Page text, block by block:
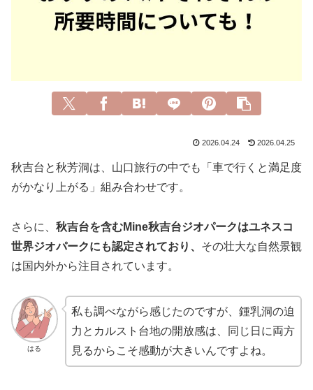
2026.04.24 2026.04.25
秋吉台と秋芳洞は、山口旅行の中でも「車で行くと満足度
がかなり上がる」組み合わせです。
さらに、 秋吉台を含むMine秋吉台ジオパークはユネスコ
世界ジオパークにも認定されており、 その壮大な自然景観
は国内外から注目されています。
はる
私も調べながら感じたのですが、鍾乳洞の迫
力とカルスト台地の開放感は、同じ日に両方
見るからこそ感動が大きいんですよね。